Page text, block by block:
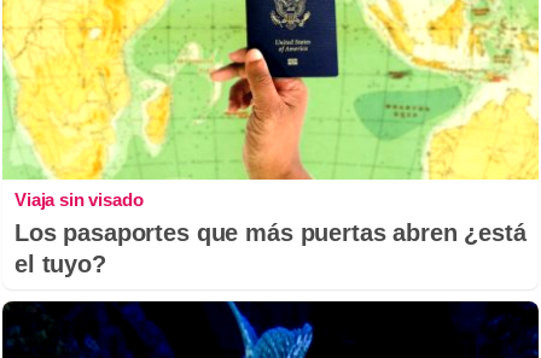
Viaja sin visado
Los pasaportes que más puertas abren ¿está
el tuyo?